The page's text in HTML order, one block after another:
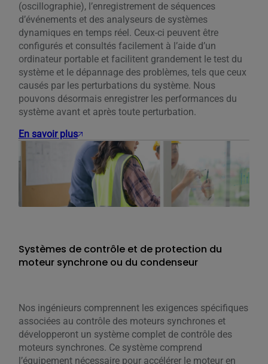
(oscillographie), l’enregistrement de séquences
d’événements et des analyseurs de systèmes
dynamiques en temps réel. Ceux-ci peuvent être
configurés et consultés facilement à l’aide d’un
ordinateur portable et facilitent grandement le test du
système et le dépannage des problèmes, tels que ceux
causés par les perturbations du système. Nous
pouvons désormais enregistrer les performances du
système avant et après toute perturbation.
En savoir plus
Systèmes de contrôle et de protection du
moteur synchrone ou du condenseur
Nos ingénieurs comprennent les exigences spécifiques
associées au contrôle des moteurs synchrones et
développeront un système complet de contrôle des
moteurs synchrones. Ce système comprend
l’équipement nécessaire pour accélérer le moteur en